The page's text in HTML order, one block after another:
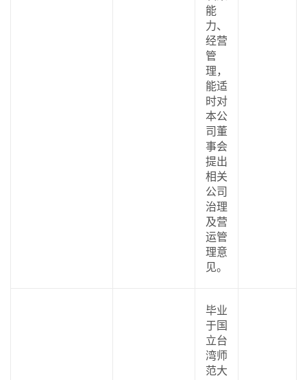
能
力、
经营
管
理，
能适
时对
本公
司董
事会
提出
相关
公司
治理
及营
运管
理意
见。
毕业
于国
立台
湾师
范大